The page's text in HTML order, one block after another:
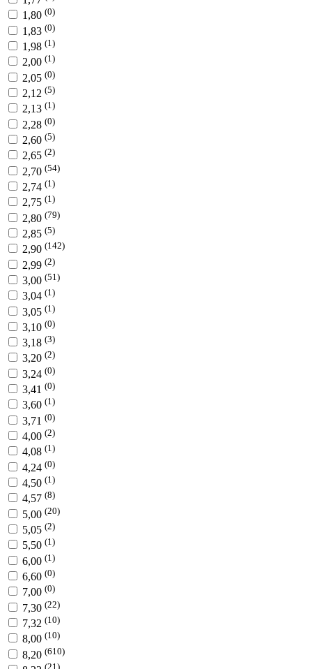
1,80 (0)
1,83 (0)
1,98 (1)
2,00 (1)
2,05 (0)
2,12 (5)
2,13 (1)
2,28 (0)
2,60 (5)
2,65 (2)
2,70 (54)
2,74 (1)
2,75 (1)
2,80 (79)
2,85 (5)
2,90 (142)
2,99 (2)
3,00 (51)
3,04 (1)
3,05 (1)
3,10 (0)
3,18 (3)
3,20 (2)
3,24 (0)
3,41 (0)
3,60 (1)
3,71 (0)
4,00 (2)
4,08 (1)
4,24 (0)
4,50 (1)
4,57 (8)
5,00 (20)
5,05 (2)
5,50 (1)
6,00 (1)
6,60 (0)
7,00 (0)
7,30 (22)
7,32 (10)
8,00 (10)
8,20 (610)
(21)